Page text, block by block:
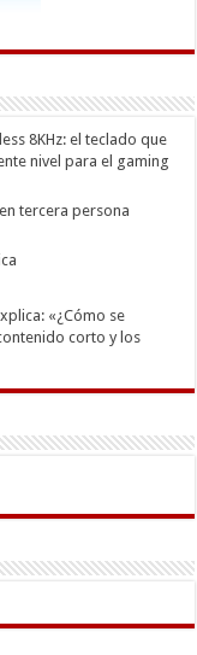
8KHz: el teclado que
nivel para el gaming
tercera persona
«¿Cómo se
corto y los